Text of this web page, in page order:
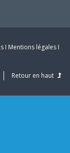
I Mentions légalesI
Retour en haut